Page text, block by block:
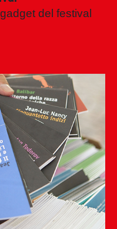
del festival